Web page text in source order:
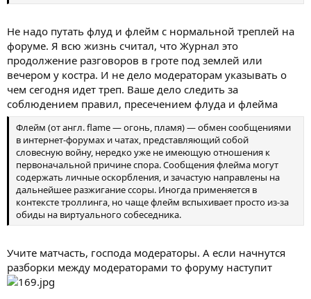
Не надо путать флуд и флейм с нормальной треплей на
форуме. Я всю жизнь считал, что Журнал это
продолжение разговоров в гроте под землей или
вечером у костра. И не дело модераторам указывать о
чем сегодня идет треп. Ваше дело следить за
соблюдением правил, пресечением флуда и флейма
Флейм (от англ. flame — огонь, пламя) — обмен сообщениями
в интернет-форумах и чатах, представляющий собой
словесную войну, нередко уже не имеющую отношения к
первоначальной причине спора. Сообщения флейма могут
содержать личные оскорбления, и зачастую направлены на
дальнейшее разжигание ссоры. Иногда применяется в
контексте троллинга, но чаще флейм вспыхивает просто из-за
обиды на виртуального собеседника.
Учите матчасть, господа модераторы. А если начнутся
разборки между модераторами то форуму наступит